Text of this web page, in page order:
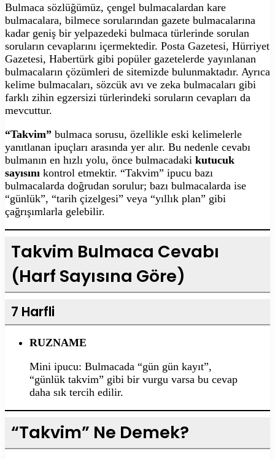
Bulmaca sözlüğümüz, çengel bulmacalardan kare
bulmacalara, bilmece sorularından gazete bulmacalarına
kadar geniş bir yelpazedeki bulmaca türlerinde sorulan
soruların cevaplarını içermektedir. Posta Gazetesi, Hürriyet
Gazetesi, Habertürk gibi popüler gazetelerde yayınlanan
bulmacaların çözümleri de sitemizde bulunmaktadır. Ayrıca
kelime bulmacaları, sözcük avı ve zeka bulmacaları gibi
farklı zihin egzersizi türlerindeki soruların cevapları da
mevcuttur.
“Takvim” bulmaca sorusu, özellikle eski kelimelerle
yanıtlanan ipuçları arasında yer alır. Bu nedenle cevabı
bulmanın en hızlı yolu, önce bulmacadaki kutucuk
sayısını kontrol etmektir. “Takvim” ipucu bazı
bulmacalarda doğrudan sorulur; bazı bulmacalarda ise
“günlük”, “tarih çizelgesi” veya “yıllık plan” gibi
çağrışımlarla gelebilir.
Takvim Bulmaca Cevabı
(Harf Sayısına Göre)
7 Harfli
RUZNAME
Mini ipucu: Bulmacada “gün gün kayıt”,
“günlük takvim” gibi bir vurgu varsa bu cevap
daha sık tercih edilir.
“Takvim” Ne Demek?